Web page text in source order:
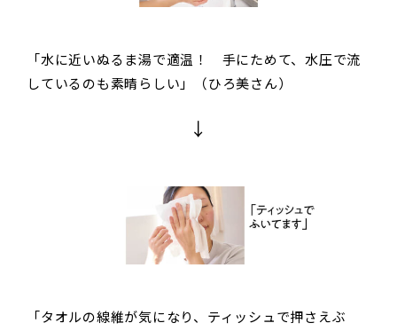
「水に近いぬるま湯で適温！ 手にためて、水圧で流
しているのも素晴らしい」（ひろ美さん）
↓
「タオルの線維が気になり、ティッシュで押さえぶ